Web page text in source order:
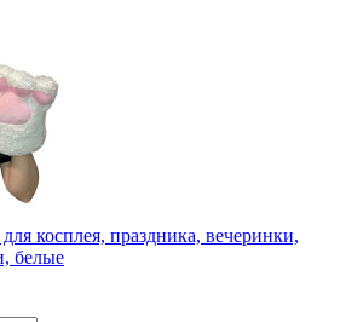
косплея, праздника, вечеринки,
белые